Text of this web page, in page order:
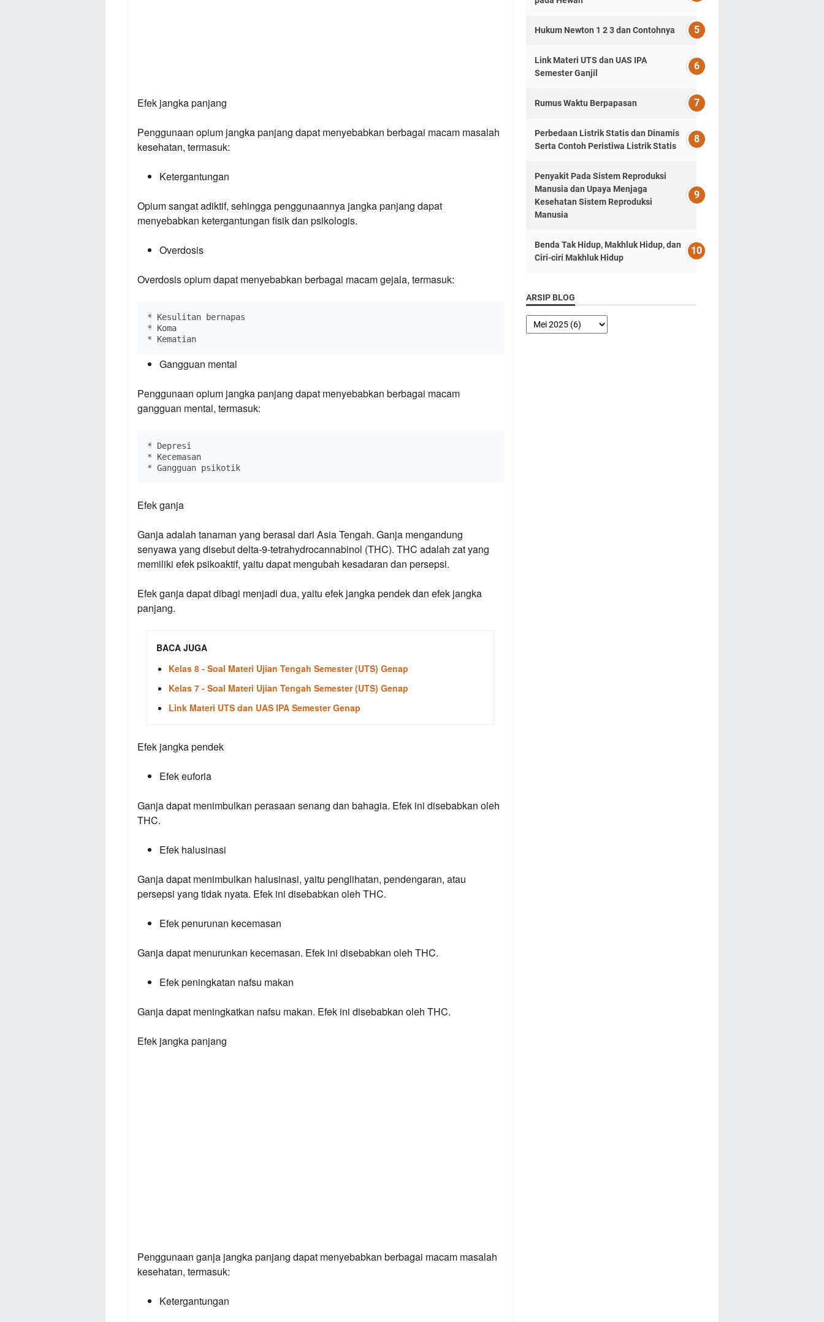
Efek jangka panjang
Penggunaan opium jangka panjang dapat menyebabkan berbagai macam masalah
kesehatan, termasuk:
Ketergantungan
Opium sangat adiktif, sehingga penggunaannya jangka panjang dapat
menyebabkan ketergantungan fisik dan psikologis.
Overdosis
Overdosis opium dapat menyebabkan berbagai macam gejala, termasuk:
* Kesulitan bernapas
* Koma
Gangguan mental
Penggunaan opium jangka panjang dapat menyebabkan berbagai macam
gangguan mental, termasuk:
* Depresi
* Kecemasan
Efek ganja
Ganja adalah tanaman yang berasal dari Asia Tengah. Ganja mengandung
senyawa yang disebut delta-9-tetrahydrocannabinol (THC). THC adalah zat yang
memiliki efek psikoaktif, yaitu dapat mengubah kesadaran dan persepsi.
Efek ganja dapat dibagi menjadi dua, yaitu efek jangka pendek dan efek jangka
panjang.
BACA JUGA
Kelas 8 - Soal Materi Ujian Tengah Semester (UTS) Genap
Kelas 7 - Soal Materi Ujian Tengah Semester (UTS) Genap
Link Materi UTS dan UAS IPA Semester Genap
Efek jangka pendek
Efek euforia
Ganja dapat menimbulkan perasaan senang dan bahagia. Efek ini disebabkan oleh
THC.
Efek halusinasi
Ganja dapat menimbulkan halusinasi, yaitu penglihatan, pendengaran, atau
persepsi yang tidak nyata. Efek ini disebabkan oleh THC.
Efek penurunan kecemasan
Ganja dapat menurunkan kecemasan. Efek ini disebabkan oleh THC.
Efek peningkatan nafsu makan
Ganja dapat meningkatkan nafsu makan. Efek ini disebabkan oleh THC.
Efek jangka panjang
Penggunaan ganja jangka panjang dapat menyebabkan berbagai macam masalah
kesehatan, termasuk:
Ketergantungan
Hukum Newton 1 2 3 dan Contohnya
Link Materi UTS dan UAS IPA
Semester Ganjil
Rumus Waktu Berpapasan
Perbedaan Listrik Statis dan Dinamis
Serta Contoh Peristiwa Listrik Statis
Penyakit Pada Sistem Reproduksi
Manusia dan Upaya Menjaga
Kesehatan Sistem Reproduksi
Manusia
Benda Tak Hidup, Makhluk Hidup, dan
Ciri-ciri Makhluk Hidup
ARSIP BLOG